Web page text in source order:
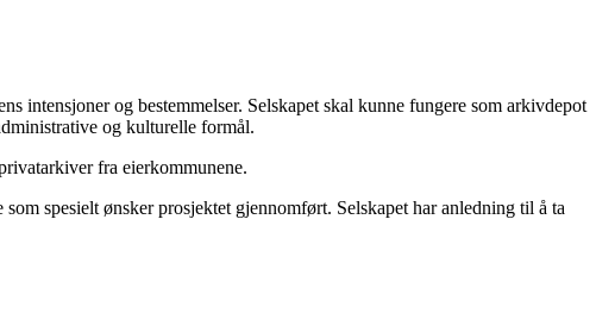
intensjoner og bestemmelser. Selskapet skal kunne fungere som arkivdepot
og kulturelle formål.
fra eierkommunene.
spesielt ønsker prosjektet gjennomført. Selskapet har anledning til å ta